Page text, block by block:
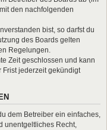
den nachfolgenden
bist, so darfst du
des Boards gelten
Regelungen.
Zeit geschlossen und kann
jederzeit gekündigt
dem Betreiber ein einfaches,
unentgeltliches Recht,